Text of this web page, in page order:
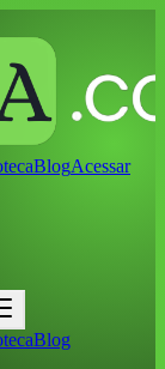
BlogAcessar
Blog